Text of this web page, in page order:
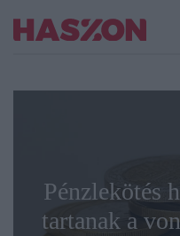
Pénzlekötés
tartanak a